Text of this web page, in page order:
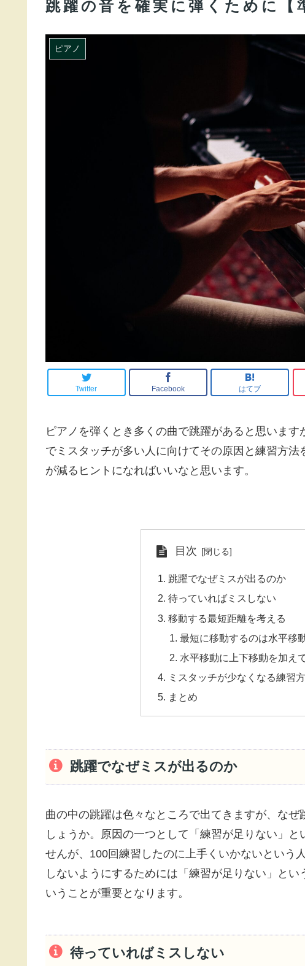
跳躍の音を確実に弾くために【
ピアノ
Twitter Facebook はてブ
ピアノを弾くとき多くの曲で跳躍があると思いま
でミスタッチが多い人に向けてその原因と練習方
が減るヒントになればいいなと思います。
目次
跳躍でなぜミスが出るのか
待っていればミスしない
移動する最短距離を考える
最短に移動するのは水平移
水平移動に上下移動を加え
ミスタッチが少なくなる練習
まとめ
跳躍でなぜミスが出るのか
曲の中の跳躍は色々なところで出てきますが、な
しょうか。原因の一つとして「練習が足りない」
せんが、100回練習したのに上手くいかないという
しないようにするためには「練習が足りない」とい
いうことが重要となります。
待っていればミスしない